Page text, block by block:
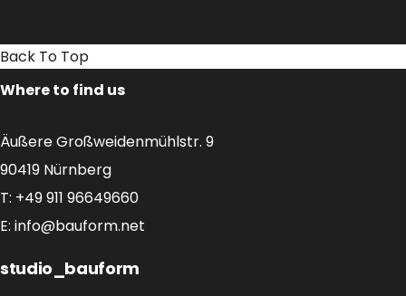
Back To Top
Where to find us
Äußere Großweidenmühlstr. 9
90419 Nürnberg
T: +49 911 96649660
E: info@bauform.net
studio_bauform